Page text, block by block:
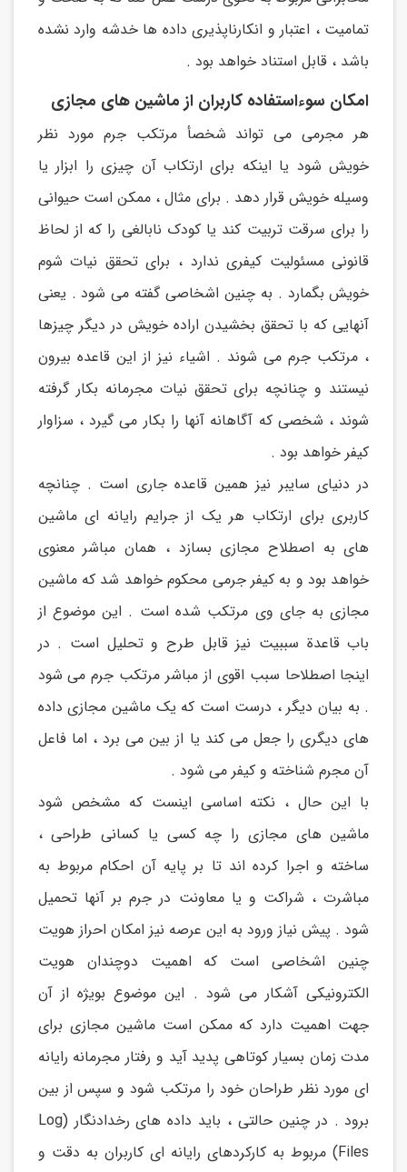
تمامیت ، اعتبار و انکارناپذیری داده ها خدشه وارد نشده
باشد ، قابل استناد خواهد بود .
امکان سوءاستفاده کاربران از ماشین های مجازی
هر مجرمی می تواند شخصأ مرتکب جرم مورد نظر
خویش شود یا اینکه برای ارتکاب آن چیزی را ابزار یا
وسیله خویش قرار دهد . برای مثال ، ممکن است حیوانی
را برای سرقت تربیت کند یا کودک نابالغی را که از لحاظ
قانونی مسئولیت کیفری ندارد ، برای تحقق نیات شوم
خویش بگمارد . به چنین اشخاصی گفته می شود . یعنی
آنهایی که با تحقق بخشیدن اراده خویش در دیگر چیزها
، مرتکب جرم می شوند . اشیاء نیز از این قاعده بیرون
نیستند و چنانچه برای تحقق نیات مجرمانه بکار گرفته
شوند ، شخصی که آگاهانه آنها را بکار می گیرد ، سزاوار
کیفر خواهد بود .
در دنیای سایبر نیز همین قاعده جاری است . چنانچه
کاربری برای ارتکاب هر یک از جرایم رایانه ای ماشین
های به اصطلاح مجازی بسازد ، همان مباشر معنوی
خواهد بود و به کیفر جرمی محکوم خواهد شد که ماشین
مجازی به جای وی مرتکب شده است . این موضوع از
باب قاعدة سببیت نیز قابل طرح و تحلیل است . در
اینجا اصطلاحا سبب اقوى از مباشر مرتکب جرم می شود
. به بیان دیگر ، درست است که یک ماشین مجازی داده
های دیگری را جعل می کند یا از بین می برد ، اما فاعل
آن مجرم شناخته و کیفر می شود .
با این حال ، نکته اساسی اینست که مشخص شود
ماشین های مجازی را چه کسی یا کسانی طراحی ،
ساخته و اجرا کرده اند تا بر پایه آن احکام مربوط به
مباشرت ، شراکت و یا معاونت در جرم بر آنها تحمیل
شود . پیش نیاز ورود به این عرصه نیز امکان احراز هویت
چنین اشخاصی است که اهمیت دوچندان هویت
الکترونیکی آشکار می شود . این موضوع بویژه از آن
جهت اهمیت دارد که ممکن است ماشین مجازی برای
مدت زمان بسیار کوتاهی پدید آید و رفتار مجرمانه رایانه
ای مورد نظر طراحان خود را مرتکب شود و سپس از بین
برود . در چنین حالتی ، باید داده های رخدادنگار (Log
Files) مربوط به کارکردهای رایانه ای کاربران به دقت و